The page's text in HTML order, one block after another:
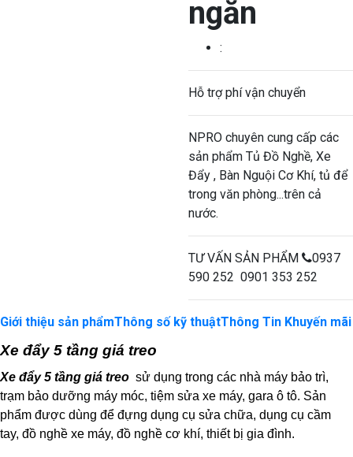
ngăn
:
Hỗ trợ phí vận chuyển
NPRO chuyên cung cấp các
sản phẩm Tủ Đồ Nghề, Xe
Đẩy , Bàn Nguội Cơ Khí, tủ để
trong văn phòng...trên cả
nước.
TƯ VẤN SẢN PHẨM
0937
590 252 0901 353 252
Giới thiệu sản phẩmThông số kỹ thuậtThông Tin Khuyến mãi
Xe đẩy 5 tầng giá treo
Xe đẩy 5 tầng giá treo sử dụng trong các nhà máy bảo trì,
trạm bảo dưỡng máy móc, tiệm sửa xe máy, gara ô tô. Sản
phẩm được dùng để đựng dụng cụ sửa chữa, dụng cụ cầm
tay, đồ nghề xe máy, đồ nghề cơ khí, thiết bị gia đình.